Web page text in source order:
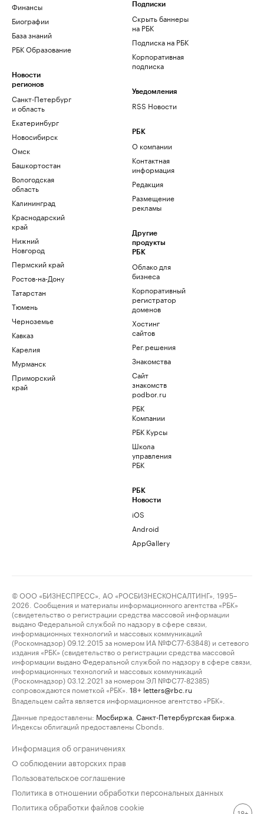
Финансы
Биографии
База знаний
РБК Образование
Новости
регионов
Санкт-Петербург
и область
Екатеринбург
Новосибирск
Омск
Башкортостан
Вологодская
область
Калининград
Краснодарский
край
Нижний
Новгород
Пермский край
Ростов-на-Дону
Татарстан
Тюмень
Черноземье
Кавказ
Карелия
Мурманск
Приморский
край
Подписки
Скрыть баннеры
на РБК
Подписка на РБК
Корпоративная
подписка
Уведомления
RSS Новости
РБК
О компании
Контактная
информация
Редакция
Размещение
рекламы
Другие
продукты
РБК
Облако для
бизнеса
Корпоративный
регистратор
доменов
Хостинг
сайтов
Рег.решения
Знакомства
Сайт
знакомств
podbor.ru
РБК
Компании
РБК Курсы
Школа
управления
РБК
РБК
Новости
iOS
Android
AppGallery
© ООО «БИЗНЕСПРЕСС», АО «РОСБИЗНЕСКОНСАЛТИНГ», 1995–
2026. Сообщения и материалы информационного агентства «РБК»
(свидетельство о регистрации средства массовой информации
выдано Федеральной службой по надзору в сфере связи,
информационных технологий и массовых коммуникаций
(Роскомнадзор) 09.12.2015 за номером ИА №ФС77-63848) и сетевого
издания «РБК» (свидетельство о регистрации средства массовой
информации выдано Федеральной службой по надзору в сфере связи,
информационных технологий и массовых коммуникаций
(Роскомнадзор) 03.12.2021 за номером ЭЛ №ФС77-82385)
сопровождаются пометкой «РБК».
18+ letters@rbc.ru
Владельцем сайта является информационное агентство «РБК».
Данные предоставлены: Мосбиржа Санкт-Петербургская биржа
Индексы облигаций предоставлены Cbonds.
Информация об ограничениях
О соблюдении авторских прав
Пользовательское соглашение
Политика в отношении обработки персональных данных
Политика обработки файлов cookie